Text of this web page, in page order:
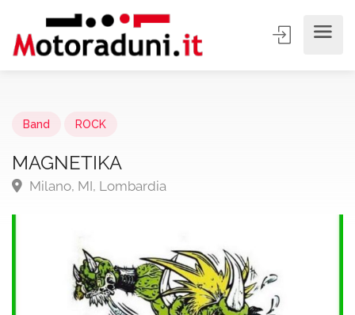
Band ROCK
MAGNETIKA
Milano, MI, Lombardia